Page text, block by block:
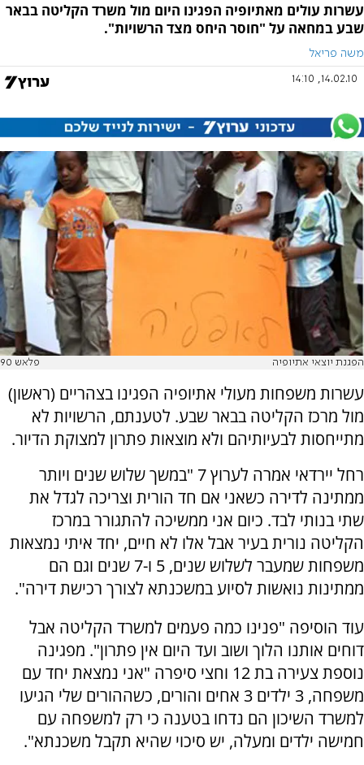
עשרות עולים מאתיופיה הפגינו היום מול משרד הקליטה בבאר
שבע במחאה על "חוסר היחס מצד הרשויות".
משה פריאל
14.02.10, 14:10
הפגנת יוצאי אתיופיה פלאש 90
עשרות משפחות מעולי אתיופיה הפגינו בצהריים (ראשון)
מול מרכז הקליטה בבאר שבע. לטענתם, הרשויות לא
מתייחסות לבעיותיהם ולא מוצאות פתרון למצוקת הדיור.
רחל יירדאי אמרה לערוץ 7 "במשך שלוש שנים ויותר
ממתינה לדירה כשאני אם חד הורית וצריכה לגדל את
שתי בנותי לבד. כיום אני ממשיכה להתגורר במרכז
הקליטה נורית בעיר אבל אלו לא חיים, יחד איתי נמצאות
משפחות שמעבר לשלוש שנים, 5 ו-7 שנים וגם הם
ממתינות נואשות לסיוע במשכנתא לצורך רכישת דירה".
עוד הוסיפה "פנינו כמה פעמים למשרד הקליטה אבל
דוחים אותנו הלוך ושוב ועד היום אין פתרון". מפגינה
נוספת צעירה בת 12 וחצי סיפרה "אני נמצאת יחד עם
משפחה, 3 ילדים 3 אחים והורים, כשההורים שלי הגיעו
למשרד השיכון הם נדחו בטענה כי רק למשפחה עם
חמישה ילדים ומעלה, יש סיכוי שהיא תקבל משכנתא".